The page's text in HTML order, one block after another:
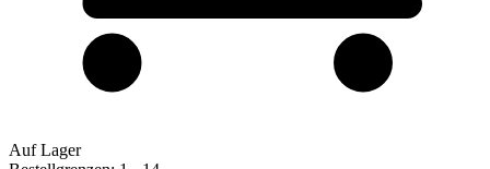
Auf Lager